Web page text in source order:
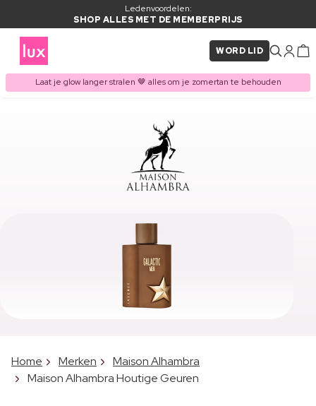
Ledenvoordelen:
SHOP ALLES MET DE MEMBERPRIJS
WORD LID
Laat je glow langer stralen 🤎 alles om je zomertan te behouden
Home Merken
Maison Alhambra
Maison Alhambra Houtige Geuren